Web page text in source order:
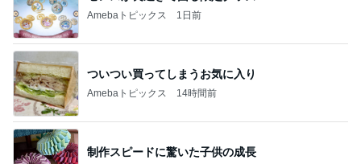
Amebaトピックス 1日前
ついつい買ってしまうお気に入り
Amebaトピックス 14時間前
制作スピードに驚いた子供の成長